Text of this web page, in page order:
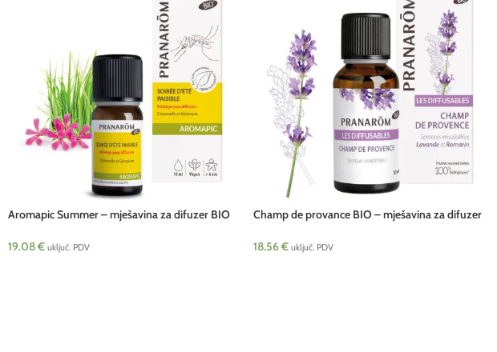
Aromapic Summer – mješavina za difuzer BIO
19.08€ uključ. PDV
Champ de provance BIO – mješavina za difuzer
18.56€ uključ. PDV